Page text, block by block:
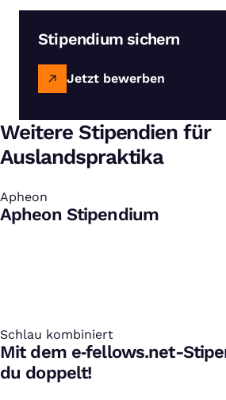
Stipendium sichern
Jetzt bewerben
Weitere Stipendien für
Auslandspraktika
Apheon
:
Apheon Stipendium
Schlau kombiniert
:
Mit dem e‑fellows.net-
du doppelt!